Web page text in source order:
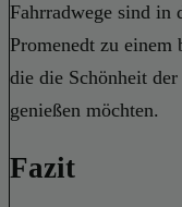
Fahrradwege sind in
Promenedt zu
die die Schönheit
genießen möchten.
Fazit